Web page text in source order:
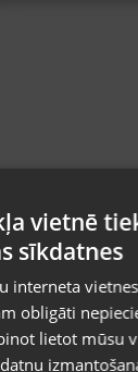
ar bezvadu
tiks
vietnē
sīkdatnes
interneta
obligāti
lietot mūsu